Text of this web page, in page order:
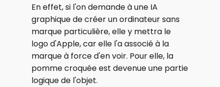
En effet, si l'on demande à une IA
graphique de créer un ordinateur sans
marque particulière, elle y mettra le
logo d'Apple, car elle l'a associé à la
marque à force d'en voir. Pour elle, la
pomme croquée est devenue une partie
logique de l'objet.